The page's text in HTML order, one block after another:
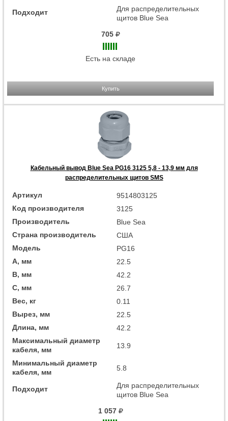
Подходит
Для распределительных
щитов Blue Sea
705
Есть на складе
Купить
Кабельный вывод Blue Sea PG16 3125 5,8 - 13,9 мм для
распределительных щитов SMS
Артикул
9514803125
Код производителя
3125
Производитель
Blue Sea
Страна производитель
США
Модель
PG16
A, мм
22.5
B, мм
42.2
C, мм
26.7
Вес, кг
0.11
Вырез, мм
22.5
Длина, мм
42.2
Максимальный диаметр
кабеля, мм
13.9
Минимальный диаметр
кабеля, мм
5.8
Подходит
Для распределительных
щитов Blue Sea
1 057